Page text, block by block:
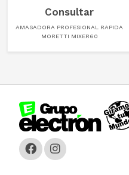
Consultar
AMASADORA PROFESIONAL RAPIDA
MORETTI MIXER60
Cortadora De Fiambre
Dispenser
EXHIBIDORES DE VIDRI
Exprimidoras / Jugueras
Tostadoras
WAFFLERA
PISTOLAS DE CALO
Rotomartillo
Sierras Circulares
SIERRAS SABL